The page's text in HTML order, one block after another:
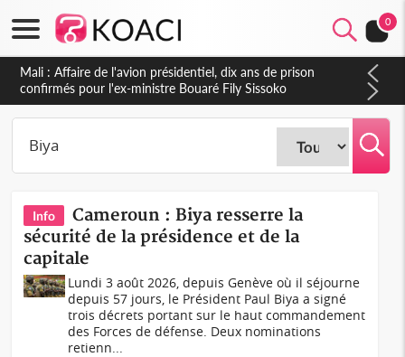
0
Nigeria : Le Togo et le Cameroun principaux acheteurs des
produits de la raffinerie Dangote en juillet
Info
Cameroun : Biya resserre la
sécurité de la présidence et de la
capitale
Lundi 3 août 2026, depuis Genève où il séjourne
depuis 57 jours, le Président Paul Biya a signé
trois décrets portant sur le haut commandement
des Forces de défense. Deux nominations
retienn...